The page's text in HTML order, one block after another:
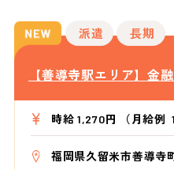
派遣 長期
【善導寺駅エリア】金
時給 1,270円 （月給例
福岡県久留米市善導寺